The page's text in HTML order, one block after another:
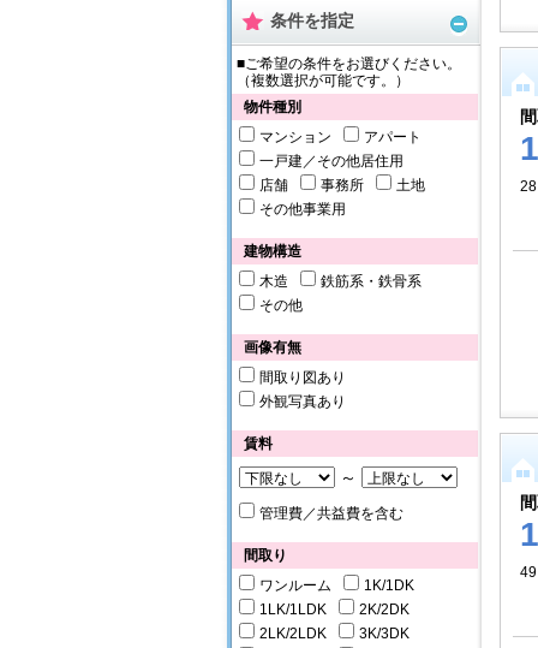
条件を指定
■ご希望の条件をお選びください。
（複数選択が可能です。）
物件種別
マンション
アパート
一戸建／その他居住用
店舗
事務所
土地
その他事業用
建物構造
木造
鉄筋系・鉄骨系
その他
画像有無
間取り図あり
外観写真あり
賃料
～
管理費／共益費を含む
間取り
ワンルーム
1K/1DK
1LK/1LDK
2K/2DK
2LK/2LDK
3K/3DK